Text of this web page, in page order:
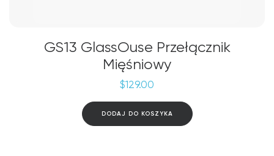
GS13 GlassOuse Przełącznik
Mięśniowy
$129.00
DODAJ DO KOSZYKA